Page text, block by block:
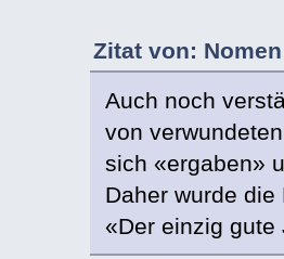
Zitat von:
Auch noch
von
sich «ergaben»
Daher wurde
«Der einzig gute